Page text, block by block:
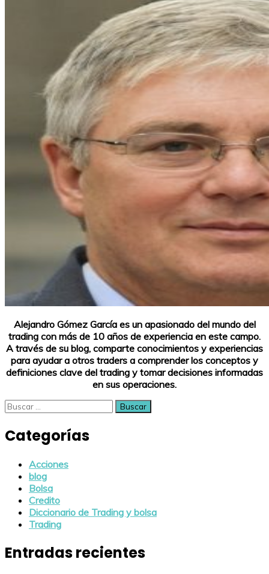
Alejandro Gómez García es un apasionado del mundo del
trading con más de 10 años de experiencia en este campo.
A través de su blog, comparte conocimientos y experiencias
para ayudar a otros traders a comprender los conceptos y
definiciones clave del trading y tomar decisiones informadas
en sus operaciones.
Buscar:
Categorías
Acciones
blog
Bolsa
Credito
Diccionario de Trading y bolsa
Trading
Entradas recientes